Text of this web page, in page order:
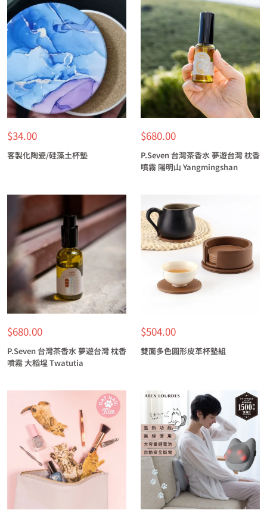
特
價
$34.00
客製化陶瓷/硅藻土杯墊
特
價
$680.00
P.Seven 台灣茶香水 夢遊台灣 枕香
噴霧 陽明山 Yangmingshan
特
價
$680.00
P.Seven 台灣茶香水 夢遊台灣 枕香
噴霧 大稻埕 Twatutia
特
價
$504.00
雙面多色圓形皮革杯墊組